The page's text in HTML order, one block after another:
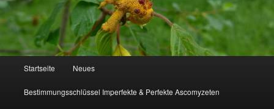
Startseite Neues
Bestimmungsschlüssel Imperfekte & Perfekte Ascomyzeten